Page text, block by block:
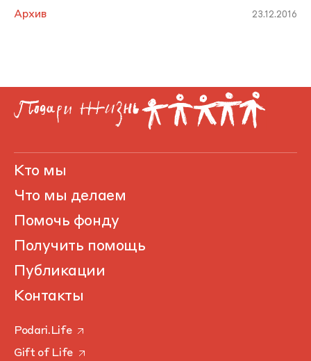
Архив 23.12.2016
Кто мы
Что мы делаем
Помочь фонду
Получить помощь
Публикации
Контакты
Podari.Life
Gift of Life